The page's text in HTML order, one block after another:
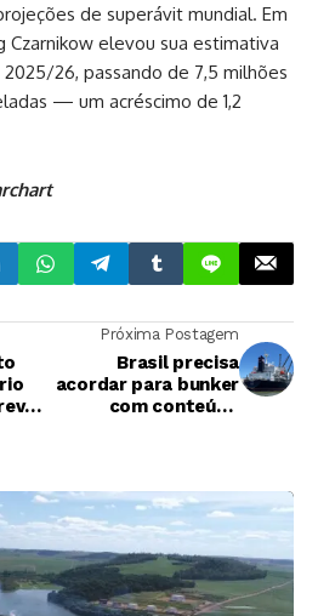
de superávit mundial. Em
Czarnikow elevou sua estimativa
26, passando de 7,5 milhões
— um acréscimo de 1,2
Próxima Postagem
Brasil precisa
acordar para bunker
com conteúdo